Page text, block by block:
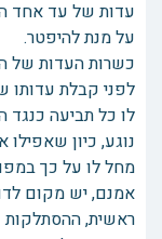
עדות של עד אחד
על מנת להיפטר.
כשרות העדות של
לפני קבלת עדותו
לו כל תביעה
נוגע, כיון
מחל לו על כך
אמנם, יש מקום
ראשית, ההסתלקות